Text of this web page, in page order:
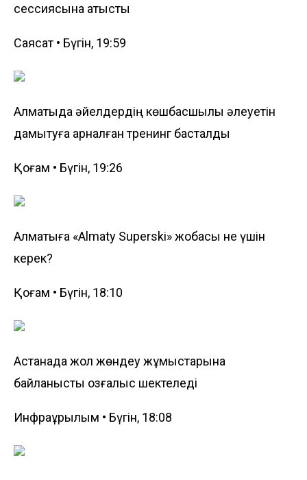
сессиясына қатысты
Саясат • Бүгін, 19:59
Алматыда әйелдердің көшбасшылық әлеуетін
дамытуға арналған тренинг басталды
Қоғам • Бүгін, 19:26
Алматыға «Almaty Superski» жобасы не үшін
керек?
Қоғам • Бүгін, 18:10
Астанада жол жөндеу жұмыстарына
байланысты қозғалыс шектеледі
Инфрақұрылым • Бүгін, 18:08